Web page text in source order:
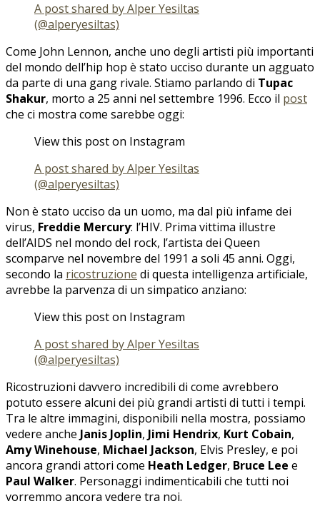
A post shared by Alper Yesiltas
(@alperyesiltas)
Come John Lennon, anche uno degli artisti più importanti
del mondo dell’hip hop è stato ucciso durante un agguato
da parte di una gang rivale. Stiamo parlando di Tupac
Shakur, morto a 25 anni nel settembre 1996. Ecco il post
che ci mostra come sarebbe oggi:
View this post on Instagram
A post shared by Alper Yesiltas
(@alperyesiltas)
Non è stato ucciso da un uomo, ma dal più infame dei
virus, Freddie Mercury: l’HIV. Prima vittima illustre
dell’AIDS nel mondo del rock, l’artista dei Queen
scomparve nel novembre del 1991 a soli 45 anni. Oggi,
secondo la ricostruzione di questa intelligenza artificiale,
avrebbe la parvenza di un simpatico anziano:
View this post on Instagram
A post shared by Alper Yesiltas
(@alperyesiltas)
Ricostruzioni davvero incredibili di come avrebbero
potuto essere alcuni dei più grandi artisti di tutti i tempi.
Tra le altre immagini, disponibili nella mostra, possiamo
vedere anche Janis Joplin, Jimi Hendrix, Kurt Cobain,
Amy Winehouse, Michael Jackson, Elvis Presley, e poi
ancora grandi attori come Heath Ledger, Bruce Lee e
Paul Walker. Personaggi indimenticabili che tutti noi
vorremmo ancora vedere tra noi.